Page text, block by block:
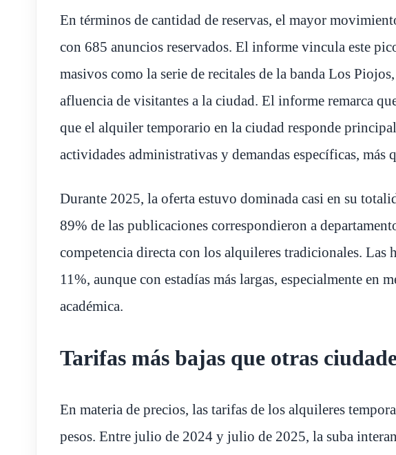
En términos de cantidad de reservas, el mayor
con 685 anuncios reservados. El informe vincula este
masivos como la serie de recitales de la banda Los Piojos
afluencia de visitantes a la ciudad. El informe remarca
que el alquiler temporario en la ciudad responde
actividades administrativas y demandas específicas,
Durante 2025, la oferta estuvo dominada casi en su
89% de las publicaciones correspondieron a
competencia directa con los alquileres tradicionales. Las
11%, aunque con estadías más largas, especialmente en
académica.
Tarifas más bajas que otras
En materia de precios, las tarifas de los alquileres
pesos. Entre julio de 2024 y julio de 2025, la suba